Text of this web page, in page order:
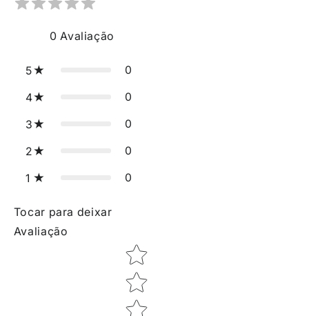
0 Avaliação
5 0
4 0
3 0
2 0
1 0
Tocar para deixar
Avaliação
Star rating